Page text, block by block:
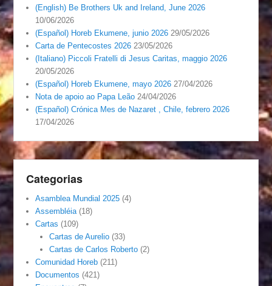
(English) Be Brothers Uk and Ireland, June 2026
10/06/2026
(Español) Horeb Ekumene, junio 2026 29/05/2026
Carta de Pentecostes 2026 23/05/2026
(Italiano) Piccoli Fratelli di Jesus Caritas, maggio 2026
20/05/2026
(Español) Horeb Ekumene, mayo 2026 27/04/2026
Nota de apoio ao Papa Leão 24/04/2026
(Español) Crónica Mes de Nazaret , Chile, febrero 2026
17/04/2026
Categorias
Asamblea Mundial 2025 (4)
Assembléia (18)
Cartas (109)
Cartas de Aurelio(33)
Cartas de Carlos Roberto(2)
Comunidad Horeb (211)
Documentos (421)